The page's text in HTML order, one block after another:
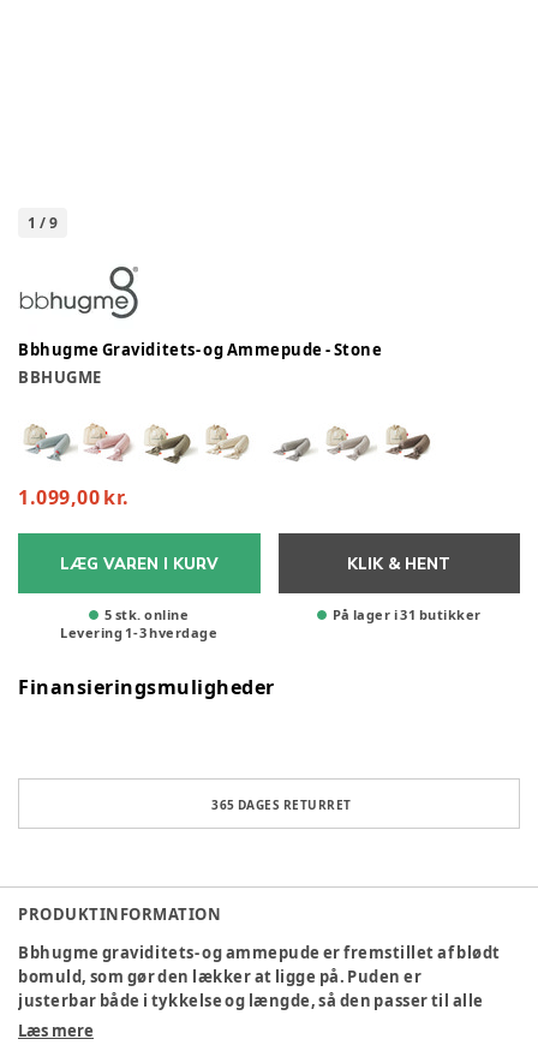
1 /9
Bbhugme Graviditets- og Ammepude - Stone
BBHUGME
1.099,00 kr.
LÆG VAREN I KURV
5 stk. online
Levering 1-3hverdage
KLIK & HENT
På lager i 31 butikker
Finansieringsmuligheder
365 DAGES RETURRET
PRODUKTINFORMATION
Bbhugme graviditets- og ammepude er fremstillet af blødt
bomuld, som gør den lækker at ligge på. Puden er
justerbar både i tykkelse og længde, så den passer til alle
kommende mødre og kan bruges i alle stadier af
Læs mere